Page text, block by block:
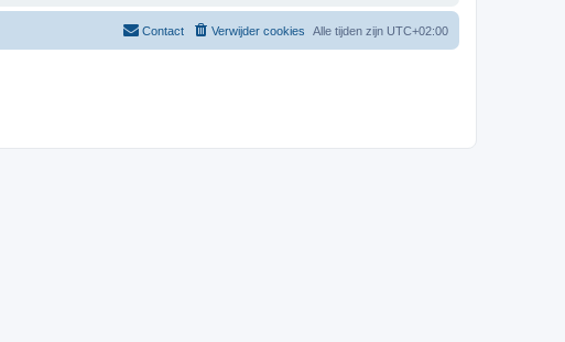
Alle tijden zijn UTC+02:00
Verwijder cookies
Contact